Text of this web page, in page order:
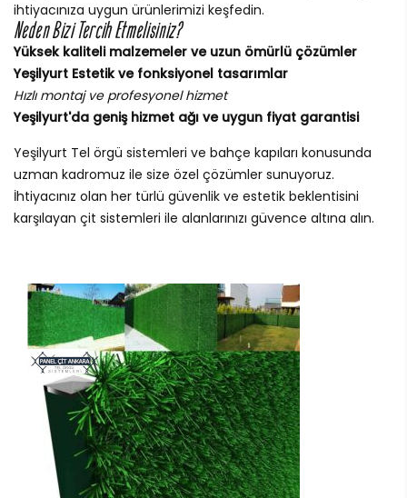
ihtiyacınıza uygun ürünlerimizi keşfedin.
Neden Bizi Tercih Etmelisiniz?
Yüksek kaliteli malzemeler ve uzun ömürlü çözümler
Yeşilyurt Estetik ve fonksiyonel tasarımlar
Hızlı montaj ve profesyonel hizmet
Yeşilyurt'da geniş hizmet ağı ve uygun fiyat garantisi
Yeşilyurt Tel örgü sistemleri ve bahçe kapıları konusunda
uzman kadromuz ile size özel çözümler sunuyoruz.
İhtiyacınız olan her türlü güvenlik ve estetik beklentisini
karşılayan çit sistemleri ile alanlarınızı güvence altına alın.